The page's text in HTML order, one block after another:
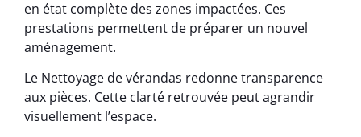
en état complète des zones impactées. Ces
prestations permettent de préparer un nouvel
aménagement.
Le Nettoyage de vérandas redonne transparence
aux pièces. Cette clarté retrouvée peut agrandir
visuellement l’espace.